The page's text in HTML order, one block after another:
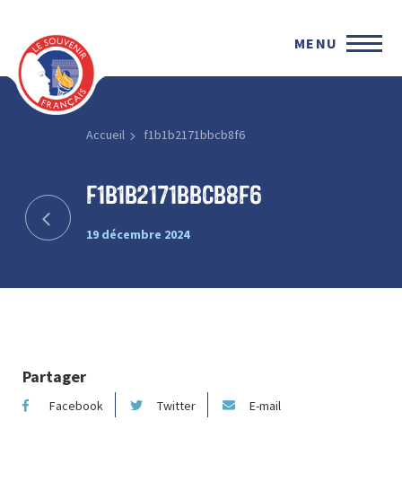
MENU
Accueil f1b1b2171bbcb8f6
f1b1b2171bbcb8f6
19 décembre 2024
Partager
Facebook Twitter E-mail